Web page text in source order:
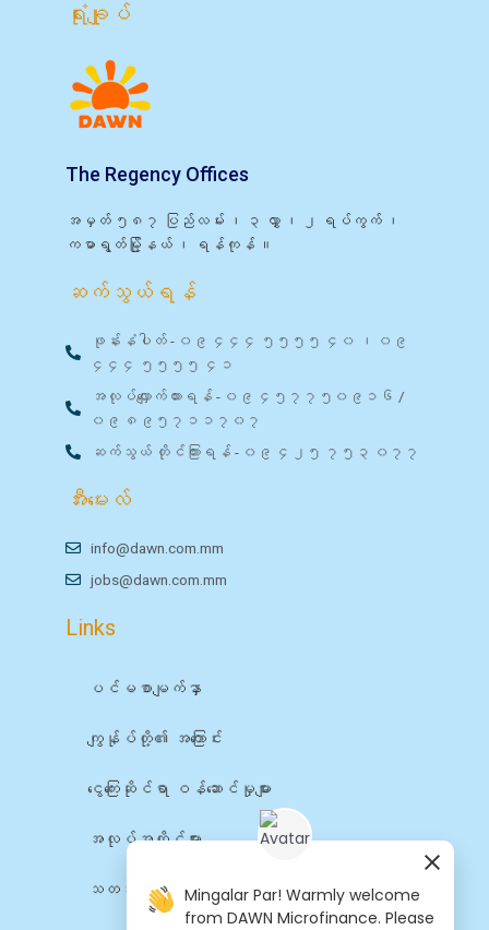
ရုံးချုပ်
The Regency Offices
အမှတ် ၅၈၇ ပြည်လမ်း ၊ ၃ လွှာ ၊ ၂ ရပ်ကွက် ၊
ကမာရွတ်မြို့နယ် ၊ ရန်ကုန် ။
ဆက်သွယ်ရန်
ဖုန်းနံပါတ် - ၀၉ ၄၄၄ ၅၅၅၅ ၄၀ ၊ ၀၉
၄၄၄ ၅၅၅၅ ၄၁
အလုပ်လျှောက်ထားရန် - ၀၉ ၄၅၇၇၅၀၉၁၆ /
၀၉ ၈၉၅၇၁၁၇၀၇
ဆက်သွယ် တိုင်ကြားရန် - ၀၉ ၄၂၅ ၇၅၃ ၀၇၇
အီးမေးလ်
info@dawn.com.mm
jobs@dawn.com.mm
Links
ပင်မစာမျက်နှာ
ကျွန်ုပ်တို့၏ အကြောင်း
ငွေကြေးဆိုင်ရာ ဝန်ဆောင်မှုများ
အလုပ်အကိုင်များ
သတင်း
Mingalar Par! Warmly welcome
from DAWN Microfinance. Please